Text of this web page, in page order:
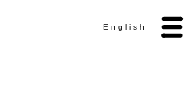
English